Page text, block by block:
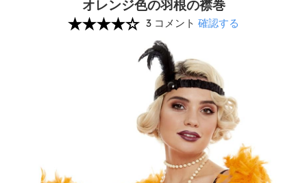
オレンジ色の羽根の襟巻
3 コメント 確認する